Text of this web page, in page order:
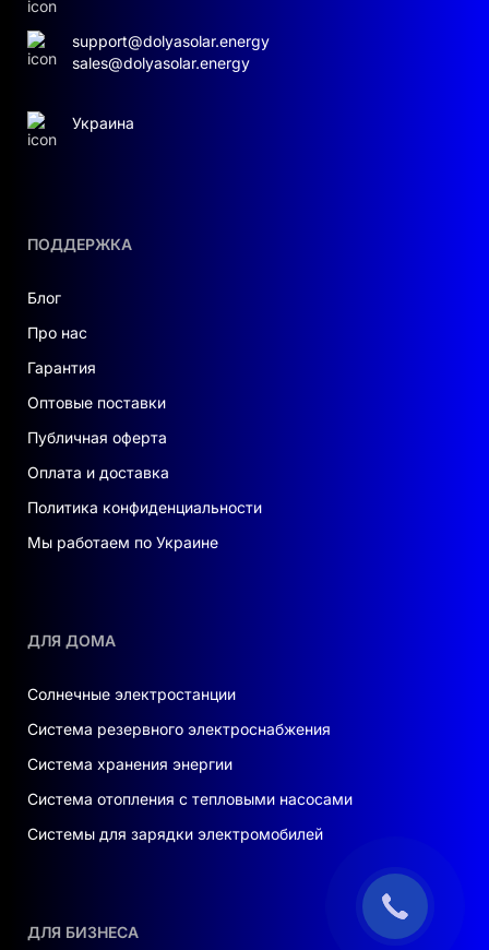
ПОДДЕРЖКА
Блог
Про нас
Гарантия
Оптовые поставки
Публичная оферта
Оплата и доставка
Политика конфиденциальности
Мы работаем по Украине
ДЛЯ ДОМА
Солнечные электростанции
Система резервного электроснабжения
Система хранения энергии
Система отопления с тепловыми насосами
Системы для зарядки электромобилей
ДЛЯ БИЗНЕСА
support@dolyasolar.energy
sales@dolyasolar.energy
Украина